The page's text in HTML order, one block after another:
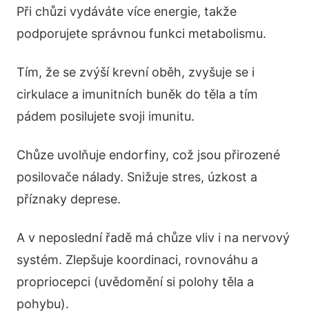
Při chůzi vydáváte více energie, takže
podporujete správnou funkci metabolismu.
Tím, že se zvýší krevní oběh, zvyšuje se i
cirkulace a imunitních buněk do těla a tím
pádem posilujete svoji imunitu.
Chůze uvolňuje endorfiny, což jsou přirozené
posilovače nálady. Snižuje stres, úzkost a
příznaky deprese.
A v neposlední řadě má chůze vliv i na nervový
systém. Zlepšuje koordinaci, rovnováhu a
propriocepci (uvědomění si polohy těla a
pohybu).